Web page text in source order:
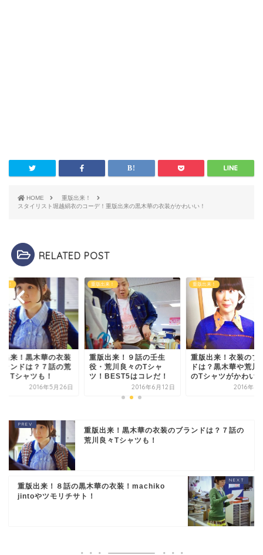
HOME
重版出来！
スタイリスト堀越絹衣のコーデ！重版出来の黒木華の衣装がかわいい！
RELATED POST
来！
出来！黒木華の衣装
ランドは？７話の荒
々Tシャツも！
2016年5月26日
重版出来！
重版出来！９話の壬生
役・荒川良々のTシャ
ツ！BEST5はコレだ！
2016年6月12日
重版出来！
重版出来！衣装のブ
ドは？黒木華や荒川
のTシャツがかわい
2016年4
重版出来！黒木華の衣装のブランドは？７話の
荒川良々Tシャツも！
重版出来！８話の黒木華の衣装！machiko
jintoやツモリチサト！